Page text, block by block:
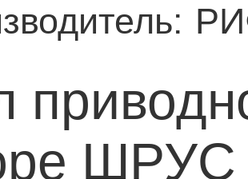
ШРУС